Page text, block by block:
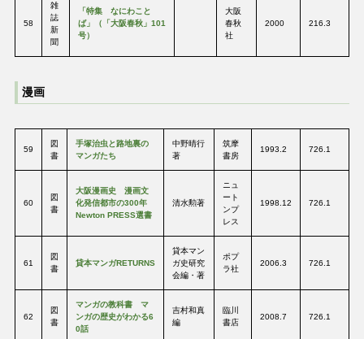
58
雑
誌
新
聞
「特集 なにわこと
ば」（「大阪春秋」101
号）
大阪
春秋
社
2000 216.3
漫画
59
図
書
手塚治虫と路地裏の
マンガたち
中野晴行
著
筑摩
書房
1993.2 726.1
60
図
書
大阪漫画史 漫画文
化発信都市の300年
Newton PRESS選書
清水勲著
ニュ
ート
ンプ
レス
1998.12 726.1
61
図
書
貸本マンガRETURNS
貸本マン
ガ史研究
会編・著
ポプ
ラ社
2006.3 726.1
62
図
書
マンガの教科書 マ
ンガの歴史がわかる6
0話
吉村和真
編
臨川
書店
2008.7 726.1